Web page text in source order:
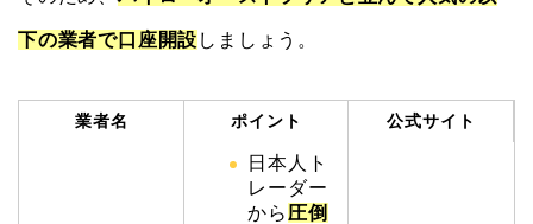
下の業者で口座開設 しましょう。
業者名 ポイント 公式サイト
日本人ト
レーダー
から 圧倒